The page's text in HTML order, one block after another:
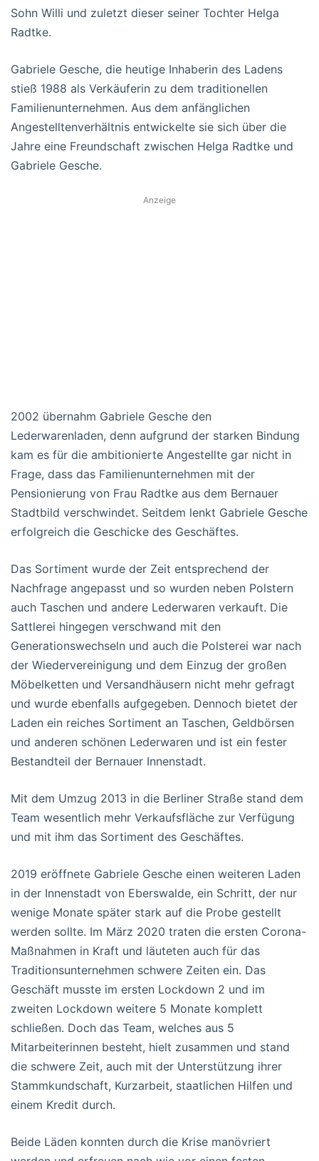
Sohn Willi und zuletzt dieser seiner Tochter Helga
Radtke.
Gabriele Gesche, die heutige Inhaberin des Ladens
stieß 1988 als Verkäuferin zu dem traditionellen
Familienunternehmen. Aus dem anfänglichen
Angestelltenverhältnis entwickelte sie sich über die
Jahre eine Freundschaft zwischen Helga Radtke und
Gabriele Gesche.
Anzeige
2002 übernahm Gabriele Gesche den
Lederwarenladen, denn aufgrund der starken Bindung
kam es für die ambitionierte Angestellte gar nicht in
Frage, dass das Familienunternehmen mit der
Pensionierung von Frau Radtke aus dem Bernauer
Stadtbild verschwindet. Seitdem lenkt Gabriele Gesche
erfolgreich die Geschicke des Geschäftes.
Das Sortiment wurde der Zeit entsprechend der
Nachfrage angepasst und so wurden neben Polstern
auch Taschen und andere Lederwaren verkauft. Die
Sattlerei hingegen verschwand mit den
Generationswechseln und auch die Polsterei war nach
der Wiedervereinigung und dem Einzug der großen
Möbelketten und Versandhäusern nicht mehr gefragt
und wurde ebenfalls aufgegeben. Dennoch bietet der
Laden ein reiches Sortiment an Taschen, Geldbörsen
und anderen schönen Lederwaren und ist ein fester
Bestandteil der Bernauer Innenstadt.
Mit dem Umzug 2013 in die Berliner Straße stand dem
Team wesentlich mehr Verkaufsfläche zur Verfügung
und mit ihm das Sortiment des Geschäftes.
2019 eröffnete Gabriele Gesche einen weiteren Laden
in der Innenstadt von Eberswalde, ein Schritt, der nur
wenige Monate später stark auf die Probe gestellt
werden sollte. Im März 2020 traten die ersten Corona-
Maßnahmen in Kraft und läuteten auch für das
Traditionsunternehmen schwere Zeiten ein. Das
Geschäft musste im ersten Lockdown 2 und im
zweiten Lockdown weitere 5 Monate komplett
schließen. Doch das Team, welches aus 5
Mitarbeiterinnen besteht, hielt zusammen und stand
die schwere Zeit, auch mit der Unterstützung ihrer
Stammkundschaft, Kurzarbeit, staatlichen Hilfen und
einem Kredit durch.
Beide Läden konnten durch die Krise manövriert